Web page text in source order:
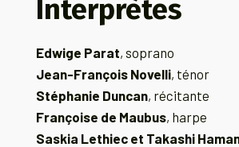
Interprètes
Edwige Parat, soprano
Jean-François Novelli, ténor
Stéphanie Duncan, récitante
Françoise de Maubus, harpe
Saskia Lethiec et Takashi